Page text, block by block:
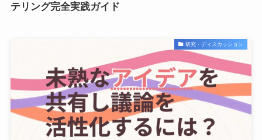
テリング完全実践ガイド
研究・ディスカッション